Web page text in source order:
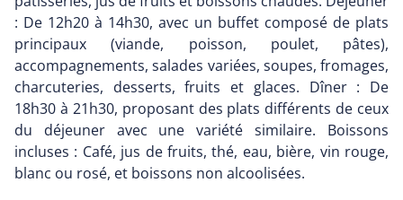
: De 12h20 à 14h30, avec un buffet composé de plats
principaux (viande, poisson, poulet, pâtes),
accompagnements, salades variées, soupes, fromages,
charcuteries, desserts, fruits et glaces. Dîner : De
18h30 à 21h30, proposant des plats différents de ceux
du déjeuner avec une variété similaire. Boissons
incluses : Café, jus de fruits, thé, eau, bière, vin rouge,
blanc ou rosé, et boissons non alcoolisées.